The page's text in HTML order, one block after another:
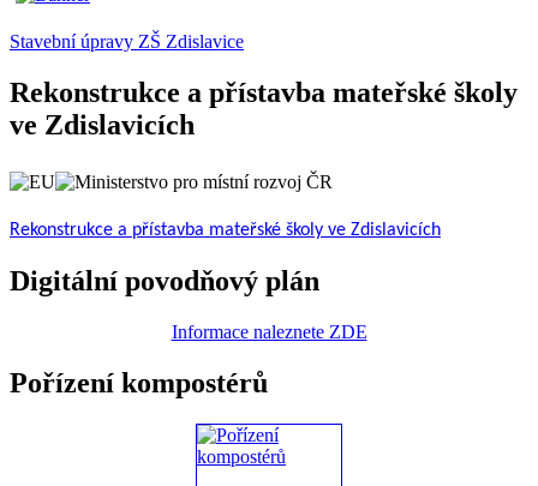
Stavební úpravy ZŠ Zdislavice
Rekonstrukce a přístavba mateřské školy
ve Zdislavicích
Rekonstrukce a přístavba mateřské školy ve Zdislavicích
Digitální povodňový plán
Informace naleznete ZDE
Pořízení kompostérů